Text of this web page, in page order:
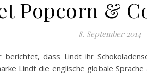
Popcorn &
8. September 2014
dass Lindt ihr
Lindt die englische globale